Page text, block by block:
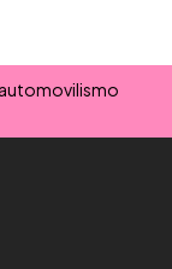
automovilismo